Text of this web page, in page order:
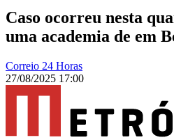
Caso ocorreu nesta
uma academia de em
Correio 24 Horas
27/08/2025 17:00